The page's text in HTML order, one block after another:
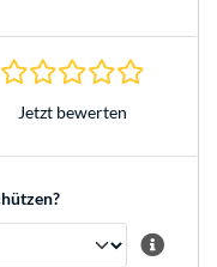
Jetzt bewerten